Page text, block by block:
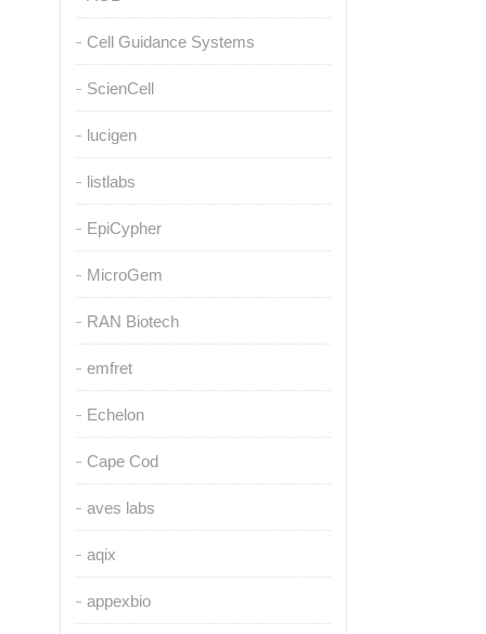
Cell Guidance Systems
ScienCell
lucigen
listlabs
EpiCypher
MicroGem
RAN Biotech
emfret
Echelon
Cape Cod
aves labs
aqix
appexbio